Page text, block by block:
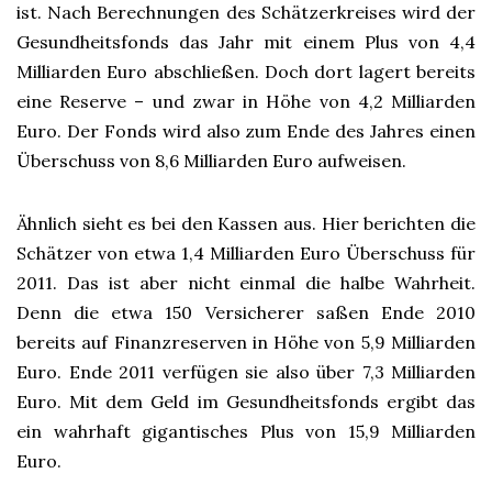
ist. Nach Berechnungen des Schätzerkreises wird der
Gesundheitsfonds das Jahr mit einem Plus von 4,4
Milliarden Euro abschließen. Doch dort lagert bereits
eine Reserve – und zwar in Höhe von 4,2 Milliarden
Euro. Der Fonds wird also zum Ende des Jahres einen
Überschuss von 8,6 Milliarden Euro aufweisen.
Ähnlich sieht es bei den Kassen aus. Hier berichten die
Schätzer von etwa 1,4 Milliarden Euro Überschuss für
2011. Das ist aber nicht einmal die halbe Wahrheit.
Denn die etwa 150 Versicherer saßen Ende 2010
bereits auf Finanzreserven in Höhe von 5,9 Milliarden
Euro. Ende 2011 verfügen sie also über 7,3 Milliarden
Euro. Mit dem Geld im Gesundheitsfonds ergibt das
ein wahrhaft gigantisches Plus von 15,9 Milliarden
Euro.